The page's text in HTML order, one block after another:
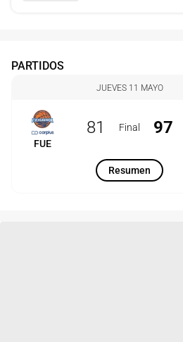
PARTIDOS
JUEVES 11 MAYO
FUE
81 Final 97
Resumen